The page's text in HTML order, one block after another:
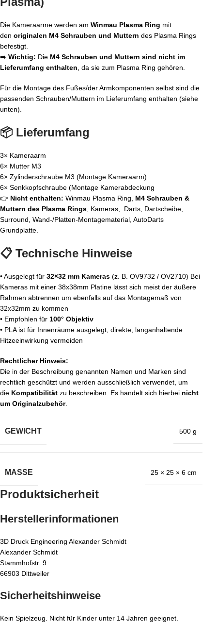
Die Kameraarme werden am Winmau Plasma Ring mit
den originalen M4 Schrauben und Muttern des Plasma Rings
befestigt.
➡️ Wichtig: Die M4 Schrauben und Muttern sind nicht im
Lieferumfang enthalten , da sie zum Plasma Ring gehören.
Für die Montage des Fußes/der Armkomponenten selbst sind die
passenden Schrauben/Muttern im Lieferumfang enthalten (siehe
unten).
📦 Lieferumfang
3× Kameraarm
6× Mutter M3
6× Zylinderschraube M3 (Montage Kameraarm)
6× Senkkopfschraube (Montage Kamerabdeckung
👉 Nicht enthalten: Winmau Plasma Ring, M4 Schrauben &
Muttern des Plasma Rings , Kameras, Darts, Dartscheibe,
Surround, Wand-/Platten-Montagematerial, AutoDarts
Grundplatte.
📋 Technische Hinweise
• Ausgelegt für 32×32 mm Kameras (z. B. OV9732 / OV2710) Bei
Kameras mit einer 38x38mm Platine lässt sich meist der äußere
Rahmen abtrennen um ebenfalls auf das Montagemaß von
32x32mm zu kommen
• Empfohlen für 100° Objektiv
• PLA ist für Innenräume ausgelegt; direkte, langanhaltende
Hitzeeinwirkung vermeiden
Rechtlicher Hinweis:
Die in der Beschreibung genannten Namen und Marken sind
rechtlich geschützt und werden ausschließlich verwendet, um
die Kompatibilität zu beschreiben. Es handelt sich hierbei nicht
um Originalzubehör.
GEWICHT 500 g
MASSE 25 × 25 × 6 cm
Produktsicherheit
Herstellerinformationen
3D Druck Engineering Alexander Schmidt
Alexander Schmidt
Stammhofstr. 9
66903 Dittweiler
Sicherheitshinweise
Kein Spielzeug. Nicht für Kinder unter 14 Jahren geeignet.